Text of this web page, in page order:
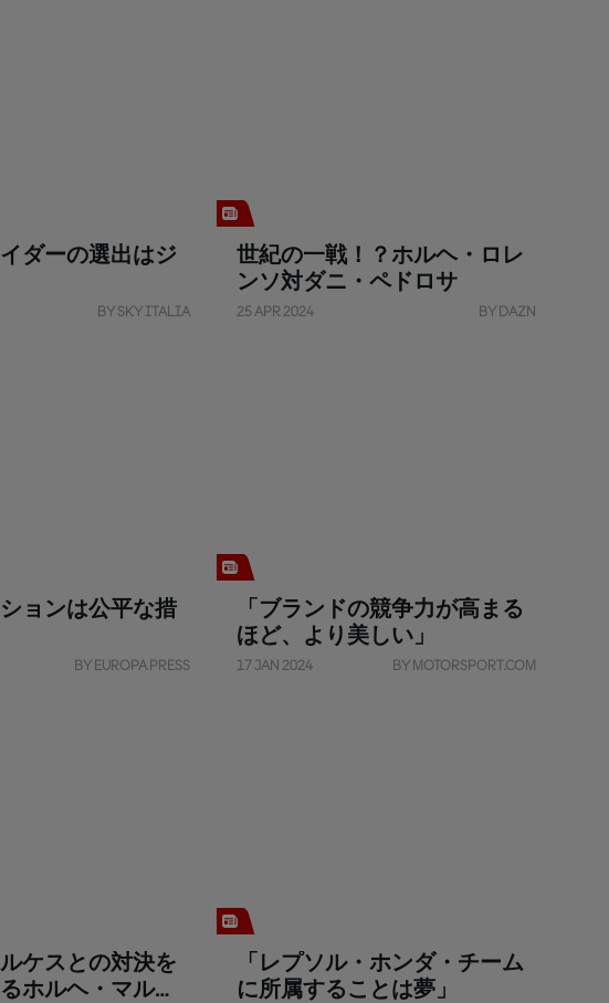
ダーの選出はジ
BY SKY ITALIA
世紀の一戦！？ホルヘ・ロレ
ンソ対ダニ・ペドロサ
25 APR 2024 BY DAZN
ションは公平な措
BY EUROPA PRESS
「ブランドの競争力が高まる
ほど、より美しい」
17 JAN 2024 BY MOTORSPORT.COM
ケスとの対決を
ホルヘ・マルテ
「レプソル・ホンダ・チーム
に所属することは夢」